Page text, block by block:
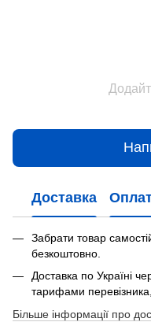
Доставка
Забрати товар
безкоштовно.
Доставка по Україні
тарифами
Більше інформації про